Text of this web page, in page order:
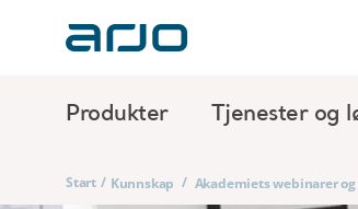
Produkter Tjenester og
Start / Kunnskap / Akademiets webinarer